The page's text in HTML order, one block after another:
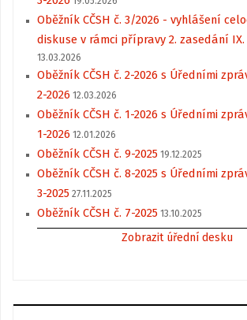
Oběžník CČSH č. 3/2026 - vyhlášení
diskuse v rámci přípravy 2. zasedání IX.
13.03.2026
Oběžník CČSH č. 2-2026 s Úředními
2-2026 12.03.2026
Oběžník CČSH č. 1-2026 s Úředními
1-2026 12.01.2026
Oběžník CČSH č. 9-2025 19.12.2025
Oběžník CČSH č. 8-2025 s Úředními
3-2025 27.11.2025
Oběžník CČSH č. 7-2025 13.10.2025
Zobrazit úřední desku